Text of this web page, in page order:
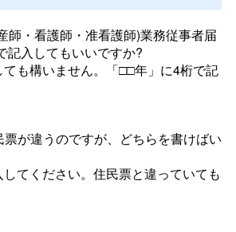
師・看護師・准看護師)業務従事者届
記入してもいいですか?
も構いません。「□□年」に4桁で記
が違うのですが、どちらを書けばい
てください。住民票と違っていても